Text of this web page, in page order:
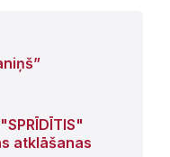
atklāšanas